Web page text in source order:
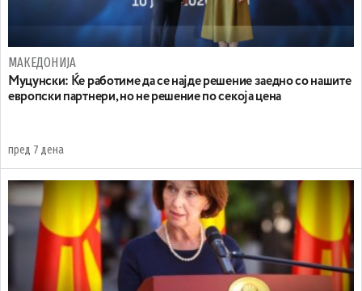
МАКЕДОНИЈА
Муцунски: Ќе работиме да се најде решение заедно со нашите
европски партнери, но не решение по секоја цена
пред 7 дена